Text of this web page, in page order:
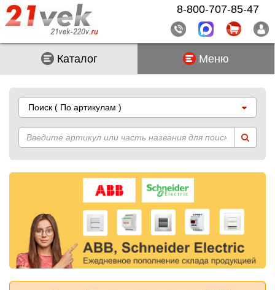
Каталог Меню
Поиск ( По артикулам )
8-800-707-85-47